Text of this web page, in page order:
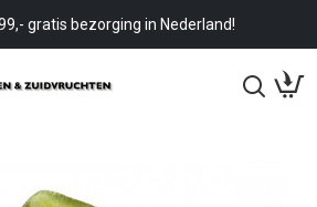
gratis bezorging in Nederland!